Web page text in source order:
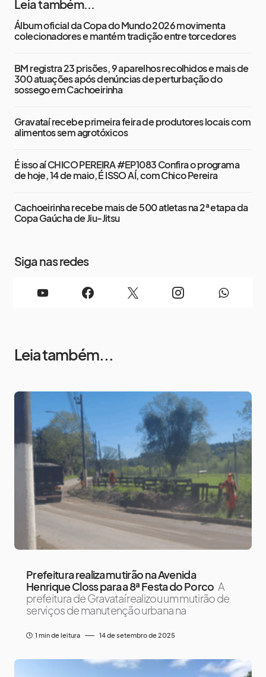
Leia também...
Álbum oficial da Copa do Mundo 2026 movimenta
colecionadores e mantém tradição entre torcedores
BM registra 23 prisões, 9 aparelhos recolhidos e mais de
300 atuações após denúncias de perturbação do
sossego em Cachoeirinha
Gravataí recebe primeira feira de produtores locais com
alimentos sem agrotóxicos
É isso aí CHICO PEREIRA #EP1083 Confira o programa
de hoje, 14 de maio, É ISSO AÍ, com Chico Pereira
Cachoeirinha recebe mais de 500 atletas na 2ª etapa da
Copa Gaúcha de Jiu-Jitsu
Siga nas redes
Leia também...
Prefeitura realiza mutirão na Avenida
Henrique Closs para a 8ª Festa do Porco A
prefeitura de Gravataí realizou um mutirão de
serviços de manutenção urbana na
1 min de leitura 14 de setembro de 2025